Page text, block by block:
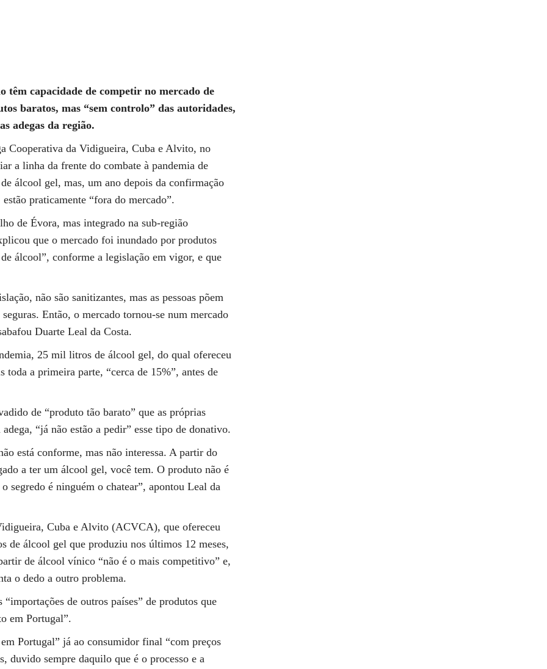
têm capacidade de competir no mercado de
baratos, mas “sem controlo” das autoridades,
adegas da região.
Cooperativa da Vidigueira, Cuba e Alvito, no
a linha da frente do combate à pandemia de
álcool gel, mas, um ano depois da confirmação
praticamente “fora do mercado”.
de Évora, mas integrado na sub-região
que o mercado foi inundado por produtos
álcool”, conforme a legislação em vigor, e que
não são sanitizantes, mas as pessoas põem
Então, o mercado tornou-se num mercado
Duarte Leal da Costa.
25 mil litros de álcool gel, do qual ofereceu
toda a primeira parte, “cerca de 15%”, antes de
de “produto tão barato” que as próprias
“já não estão a pedir” esse tipo de donativo.
está conforme, mas não interessa. A partir do
a ter um álcool gel, você tem. O produto não é
segredo é ninguém o chatear”, apontou Leal da
Cuba e Alvito (ACVCA), que ofereceu
de álcool gel que produziu nos últimos 12 meses,
de álcool vínico “não é o mais competitivo” e,
o dedo a outro problema.
de outros países” de produtos que
em Portugal”.
Portugal” já ao consumidor final “com preços
duvido sempre daquilo que é o processo e a